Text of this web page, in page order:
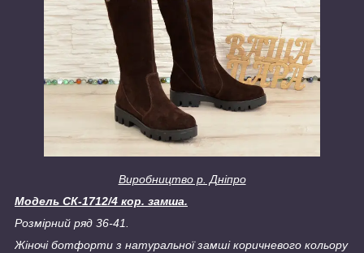
Виробництво р. Дніпро
Модель СК-1712/4 кор. замша.
Розмірний ряд 36-41.
Жіночі ботфорти з натуральної замші коричневого кольору